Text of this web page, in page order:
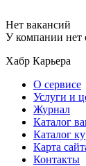
Нет вакансий
У компании нет
Хабр Карьера
О сервисе
Услуги и
Журнал
Каталог
Каталог
Карта
Контакты